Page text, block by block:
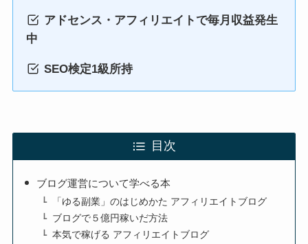
アドセンス・アフィリエイトで毎月収益発生
中
SEO検定1級所持
目次
ブログ運営について学べる本
「ゆる副業」のはじめかた アフィリエイトブログ
ブログで５億円稼いだ方法
本気で稼げる アフィリエイトブログ